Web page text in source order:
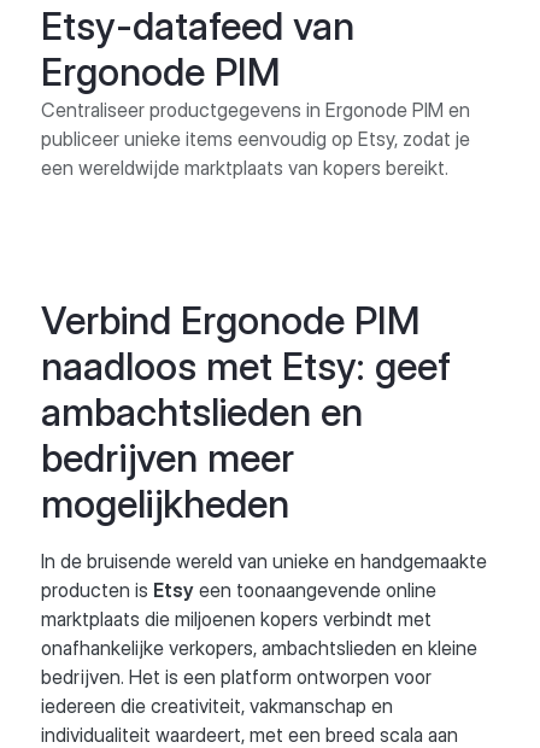
Etsy-datafeed van
Ergonode PIM
Centraliseer productgegevens in Ergonode PIM en
publiceer unieke items eenvoudig op Etsy, zodat je
een wereldwijde marktplaats van kopers bereikt.
Verbind Ergonode PIM
naadloos met Etsy: geef
ambachtslieden en
bedrijven meer
mogelijkheden
In de bruisende wereld van unieke en handgemaakte
producten is Etsyeen toonaangevende online
marktplaats die miljoenen kopers verbindt met
onafhankelijke verkopers, ambachtslieden en kleine
bedrijven. Het is een platform ontworpen voor
iedereen die creativiteit, vakmanschap en
individualiteit waardeert, met een breed scala aan